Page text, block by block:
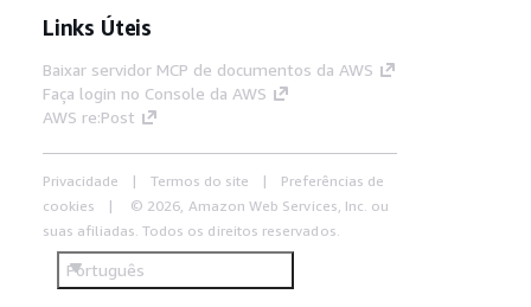
Links Úteis
Baixar servidor MCP de documentos da AWS
Faça login no Console da AWS
AWS re:Post
Privacidade Termos do site
Preferências de
cookies
© 2026, Amazon Web Services, Inc. ou
suas afiliadas. Todos os direitos reservados.
Português